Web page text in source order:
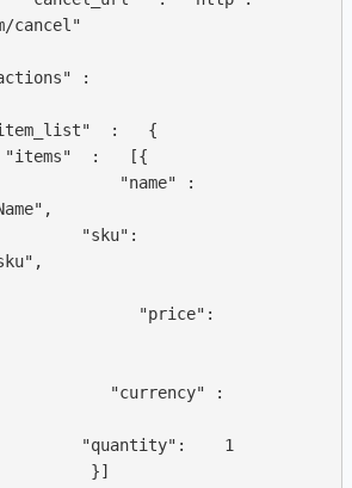
cancel"
:
:   {
:   [{
"name" :
"sku":
"price":
"currency" :
"quantity":    1
}]